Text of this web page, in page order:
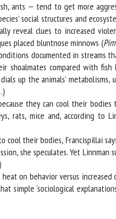
ants — tend to get more
social structures and
reveal clues to increased
placed bluntnose minnows (
documented in streams
shoalmates compared with fish
up the animals’ metabolisms,
they can cool their bodies
rats, mice and, according to
their bodies, Francispillai
she speculates. Yet Linnman
on behavior versus increased
simple ‘sociological